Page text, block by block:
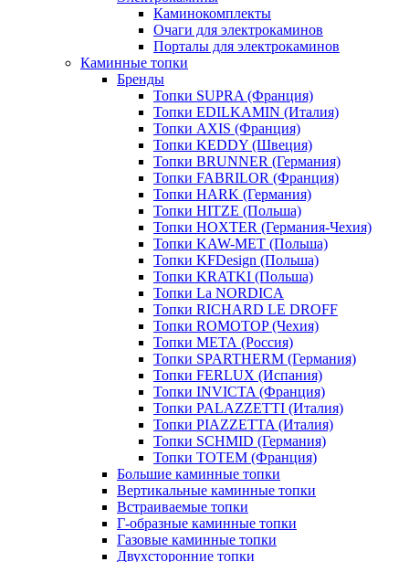
Каминокомплекты
Очаги для электрокаминов
Порталы для электрокаминов
Каминные топки
Бренды
Топки SUPRA (Франция)
Топки EDILKAMIN (Италия)
Топки AXIS (Франция)
Топки KEDDY (Швеция)
Топки BRUNNER (Германия)
Топки FABRILOR (Франция)
Топки HARK (Германия)
Топки HITZE (Польша)
Топки HOXTER (Германия-Чехия)
Топки KAW-MET (Польша)
Топки KFDesign (Польша)
Топки KRATKI (Польша)
Топки La NORDICA
Топки RICHARD LE DROFF
Топки ROMOTOP (Чехия)
Топки МЕТА (Россия)
Топки SPARTHERM (Германия)
Топки FERLUX (Испания)
Топки INVICTA (Франция)
Топки PALAZZETTI (Италия)
Топки PIAZZETTA (Италия)
Топки SCHMID (Германия)
Топки TOTEM (Франция)
Большие каминные топки
Вертикальные каминные топки
Встраиваемые топки
Г-образные каминные топки
Газовые каминные топки
Двухсторонние топки